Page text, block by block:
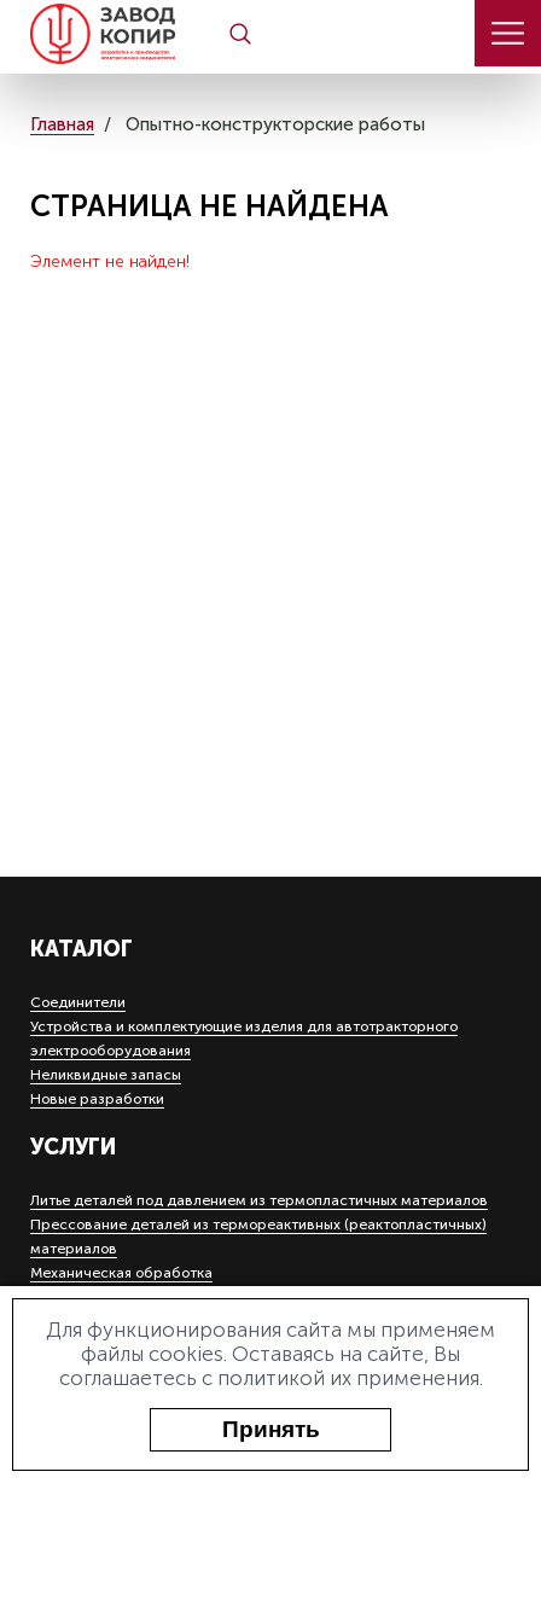
Главная Опытно-конструкторские работы
СТРАНИЦА НЕ НАЙДЕНА
Элемент не найден!
КАТАЛОГ
Соединители
Устройства и комплектующие изделия для автотракторного
электрооборудования
Неликвидные запасы
Новые разработки
УСЛУГИ
Литье деталей под давлением из термопластичных материалов
Прессование деталей из термореактивных (реактопластичных)
материалов
Механическая обработка
Холодная штамповка деталей на кривошипных прессах
Гальваническое покрытие металлов
Инструментальное производство
Электроэрозионная прошивная и вырезная обработка
О ПРЕДПРИЯТИИ
Для функционирования сайта мы применяем
файлы cookies. Оставаясь на сайте, Вы
соглашаетесь с политикой их применения.
Принять